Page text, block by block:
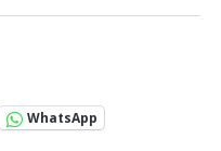
WhatsApp